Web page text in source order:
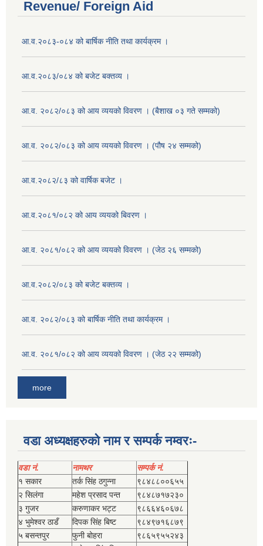
Revenue/ Foreign Aid
आ.व.२०८३-०८४ को बार्षिक नीति तथा कार्यक्रम ।
आ.व.२०८३/०८४ को बजेट बक्तव्य ।
आ.व. २०८२/०८३ को आय व्ययको विवरण । (बैशाख ०३ गते सम्मको)
आ.व. २०८२/०८३ को आय व्ययको विवरण । (पौष २४ सम्मको)
आ.व.२०८२/८३ को वार्षिक बजेट ।
आ.व.२०८१/०८२ को आय व्ययको बिवरण ।
आ.व. २०८१/०८२ को आय व्ययको विवरण । (जेठ २६ सम्मको)
आ.व.२०८२/०८३ को बजेट बक्तव्य ।
आ.व. २०८२/०८३ को बार्षिक नीति तथा कार्यक्रम ।
आ.व. २०८१/०८२ को आय व्ययको विवरण । (जेठ २२ सम्मको)
more
वडा अध्यक्षहरुको नाम र सम्पर्क नम्वरः-
वडा नं. नामथर
सम्पर्क नं.
१ सकार
तर्क सिंह ठगुन्‍ना
९८४८८००६५५
२ सिलंगा
महेश प्रसाद पन्त
९८४८७१७२३०
३ गुजर
करुणाकर भट्ट
९८६६४६०६७८
४ भुमेश्‍वर ठाडँ
दिपक सिंह बिष्‍ट
९८४९७१६८७९
५ बसन्तपुर
फुनी बोहरा
९८६५९५५२४३